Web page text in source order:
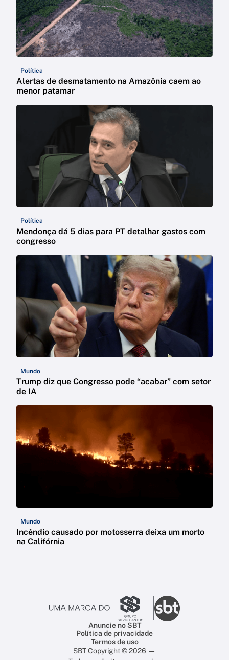
Política
Alertas de desmatamento na Amazônia caem ao
menor patamar
Política
Mendonça dá 5 dias para PT detalhar gastos com
congresso
Mundo
Trump diz que Congresso pode “acabar” com setor
de IA
Mundo
Incêndio causado por motosserra deixa um morto
na Califórnia
Anuncie no SBT
Política de privacidade
Termos de uso
SBT Copyright © 2026 —